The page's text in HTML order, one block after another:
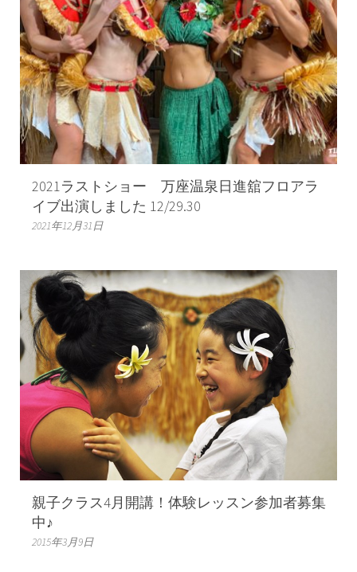
2021ラストショー 万座温泉日進舘フロアラ
イブ出演しました 12/29.30
2021年12月31日
親子クラス4月開講！体験レッスン参加者募集
中♪
2015年3月9日